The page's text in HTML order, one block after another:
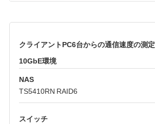
クライアントPC6台からの通信速度の測定
10GbE環境
NAS
TS5410RN RAID6
スイッチ